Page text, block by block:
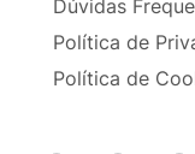
Dúvidas
Política de
Política de